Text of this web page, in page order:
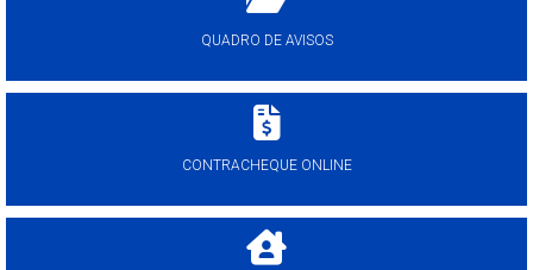
QUADRO DE AVISOS
CONTRACHEQUE ONLINE